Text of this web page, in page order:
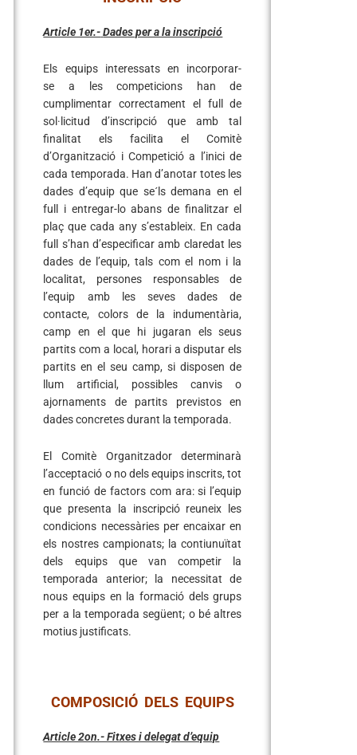
Article 1er.- Dades per a la inscripció
Els equips interessats en incorporar-
se a les competicions han de
cumplimentar correctament el full de
sol·licitud d’inscripcióque amb tal
finalitat els facilita el Comitè
d’Organització i Competició a l’inici de
cada temporada. Han d’anotar totes les
dades d’equip que se´ls demana en el
full i entregar-lo abans de finalitzar el
plaç que cada any s’estableix. En cada
full s’han d’especificar amb claredat les
dades de l’equip, tals com el nom i la
localitat, persones responsables de
l’equip amb les seves dades de
contacte, colors de la indumentària,
camp en el que hi jugaran els seus
partits com a local, horari a disputar els
partits en el seu camp, si disposen de
llum artificial, possibles canvis o
ajornaments de partits previstos en
dades concretes durant la temporada.
El Comitè Organitzador determinarà
l’acceptació o no dels equips inscrits, tot
en funció de factors com ara: si l’equip
que presenta la inscripció reuneix les
condicions necessàries per encaixar en
els nostres campionats; la contiunuïtat
dels equips que van competir la
temporada anterior; la necessitat de
nous equips en la formació dels grups
per a la temporada següent; o bé altres
motius justificats.
COMPOSICIÓ DELS EQUIPS
Article 2on.- Fitxes i delegat d’equip